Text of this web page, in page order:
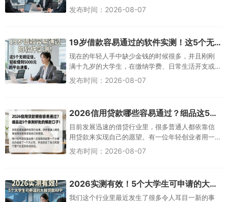
目前市场上可以提供贷款服务的小额借款平台很
多，并不是所有的人都适合这些平台或者所有的平
人的日常生活而言，在遇到突发状况的时候能
发布时间：2026-08-07
19岁借款容易通过的软件实测！这5个无视征信、轻松借到5000元的平台速看
现在的年轻人手中缺少金钱的时候很多，并且刚刚
满十九岁的大学生，在缴纳学费、日常生活开支或
者是购买自己喜爱的商品时都会遇到资金短缺的问
题。幸好现在有了手机上的借贷APP，操作方便快
常实用。对19岁左右的年轻人而言，借款
发布时间：2026-08-07
2026信用贷款哪些容易通过？细品这5个亲测好批的爆款口子！
目前发展迅速的借贷行业里，很多普通人都依靠信
用贷款来实现自己的愿望。有一位年轻创业者用一
次信用贷款把一个小摊位办成了一个大公司，并且
改变了自己和整个社区的生活状况。这样的事情给
发布时间：2026-08-07
2026实测有效！5个大学生可申请的大额贷款APP，自动放款秒到账
我们这个行业里最近发生了很多令人耳目一新的事